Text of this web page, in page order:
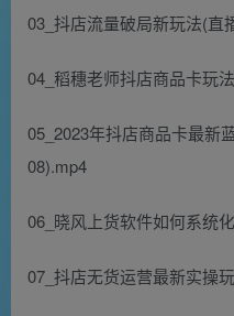
03_抖店流量破局新玩法(直
04_稻穗老师抖店商品卡玩
05_2023年抖店商品卡最新
08).mp4
06_晓风上货软件如何系统
07_抖店无货运营最新实操